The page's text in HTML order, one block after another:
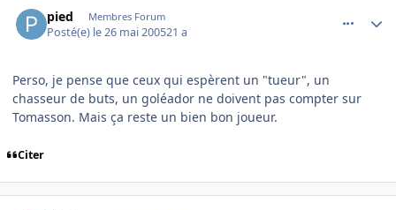
pied Membres Forum
Posté(e) le 26 mai 200521 a
Perso, je pense que ceux qui espèrent un "tueur", un
chasseur de buts, un goléador ne doivent pas compter sur
Tomasson. Mais ça reste un bien bon joueur.
Citer